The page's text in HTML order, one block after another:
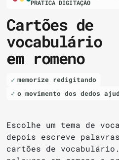
PRATICA DIGITAÇÃO
Cartões de
vocabulário
em romeno
memorize redigitando
o movimento dos dedos
Escolhe um tema de
depois escreve
cartões de vocabulário.